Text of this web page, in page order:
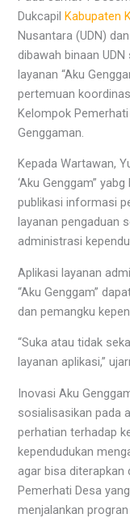
DukcapilKabupaten
Nusantara (UDN)
dibawah binaan
layanan “Aku
pertemuan
Kelompok
Genggaman.
Kepada Wartawan,
‘Aku Genggam”
publikasi informasi
layanan pengaduan
administrasi
Aplikasi layanan
“Aku Genggam”
dan pemangku
“Suka atau tidak
layanan aplikasi,”
Inovasi Aku
sosialisasikan pada
perhatian terhadap
kependudukan
agar bisa diterapkan
Pemerhati Desa
menjalankan progran